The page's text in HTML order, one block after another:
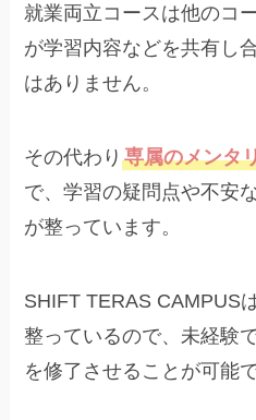
就業両立コースは他のコ
が学習内容などを共有し
はありません。
その代わり専属のメンタ
で、学習の疑問点や不安
が整っています。
SHIFT TERAS CAMPUS
整っているので、未経験
を修了させることが可能で